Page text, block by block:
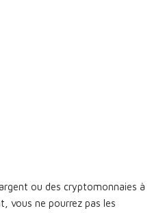
ou des cryptomonnaies à
vous ne pourrez pas les